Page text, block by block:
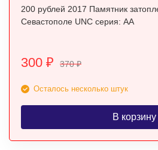
200 рублей 2017 Памятник
Севастополе UNC серия: АА
300 ₽ 370₽
Осталось несколько штук
В корзину